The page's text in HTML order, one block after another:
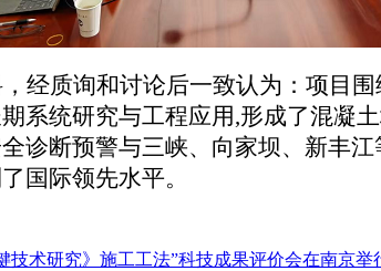
经质询和讨论后一致认为：项目
系统研究与工程应用,形成了混凝
诊断预警与三峡、向家坝、新丰
国际领先水平。
术研究》施工工法”科技成果评价会在南京举